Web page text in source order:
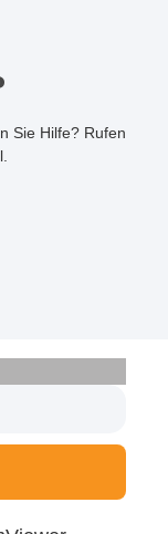
Sie Hilfe? Rufen